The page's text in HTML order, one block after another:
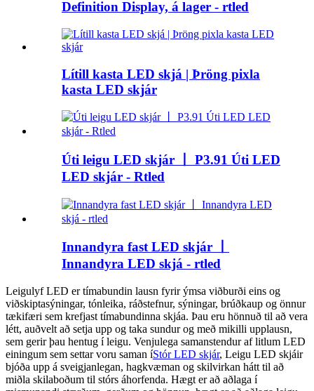
Definition Display, á lager - rtled
Lítill kasta LED skjá | Þröng pixla
kasta LED skjár
Úti leigu LED skjár 丨 P3.91 Úti LED
LED skjár - Rtled
Innandyra fast LED skjár 丨
Innandyra LED skjá - rtled
Leigulyf LED er tímabundin lausn fyrir ýmsa viðburði eins og
viðskiptasýningar, tónleika, ráðstefnur, sýningar, brúðkaup og önnur
tækifæri sem krefjast tímabundinna skjáa. Þau eru hönnuð til að vera
létt, auðvelt að setja upp og taka sundur og með mikilli upplausn,
sem gerir þau hentug í leigu. Venjulega samanstendur af litlum LED
einingum sem settar voru saman íStór LED skjár, Leigu LED skjáir
bjóða upp á sveigjanlegan, hagkvæman og skilvirkan hátt til að
miðla skilaboðum til stórs áhorfenda. Hægt er að aðlaga í